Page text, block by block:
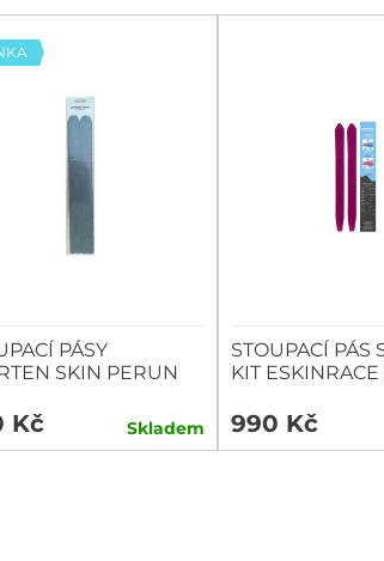
PÁSY
SKIN PERUN
Kč Skladem
STOUPACÍ PÁS
KIT
990 Kč